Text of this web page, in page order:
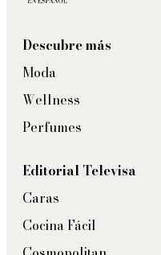
Descubre más
Moda
Wellness
Perfumes
Editorial Televisa
Caras
Cocina Fácil